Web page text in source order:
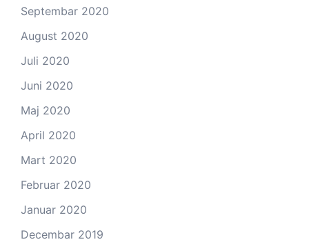
Septembar 2020
August 2020
Juli 2020
Juni 2020
Maj 2020
April 2020
Mart 2020
Februar 2020
Januar 2020
Decembar 2019